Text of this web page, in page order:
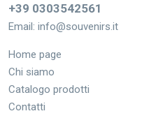
+39 0303542561
Email: info@souvenirs.it
Home page
Chi siamo
Catalogo prodotti
Contatti